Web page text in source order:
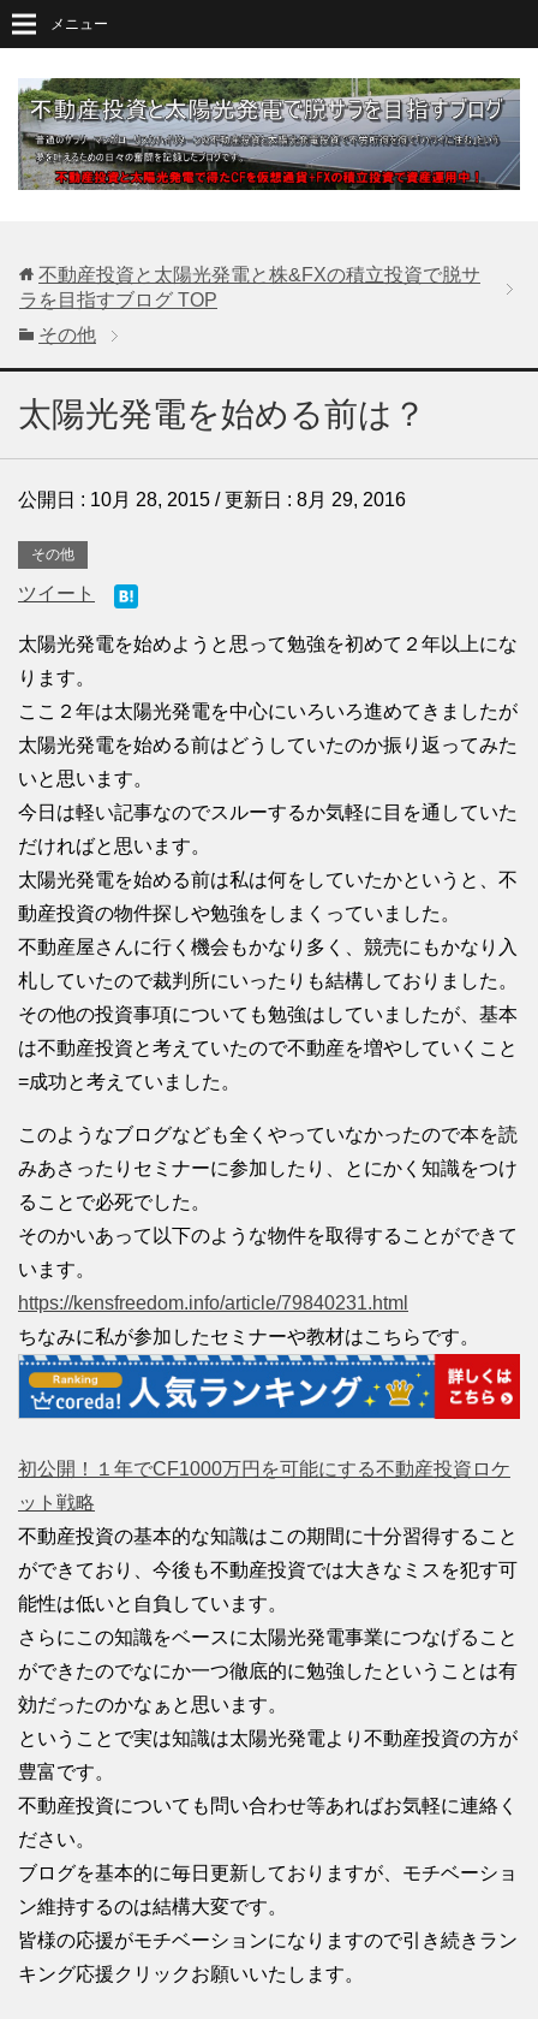
メニュー
不動産投資と太陽光発電と株&FXの積立投資で脱サ
ラを目指すブログ TOP
その他
太陽光発電を始める前は？
公開日 : 10月 28, 2015 / 更新日 : 8月 29, 2016
その他
ツイート
太陽光発電を始めようと思って勉強を初めて２年以上にな
ります。
ここ２年は太陽光発電を中心にいろいろ進めてきましたが
太陽光発電を始める前はどうしていたのか振り返ってみた
いと思います。
今日は軽い記事なのでスルーするか気軽に目を通していた
だければと思います。
太陽光発電を始める前は私は何をしていたかというと、不
動産投資の物件探しや勉強をしまくっていました。
不動産屋さんに行く機会もかなり多く、競売にもかなり入
札していたので裁判所にいったりも結構しておりました。
その他の投資事項についても勉強はしていましたが、基本
は不動産投資と考えていたので不動産を増やしていくこと
=成功と考えていました。
このようなブログなども全くやっていなかったので本を読
みあさったりセミナーに参加したり、とにかく知識をつけ
ることで必死でした。
そのかいあって以下のような物件を取得することができて
います。
https://kensfreedom.info/article/79840231.html
ちなみに私が参加したセミナーや教材はこちらです。
初公開！１年でCF1000万円を可能にする不動産投資ロケ
ット戦略
不動産投資の基本的な知識はこの期間に十分習得すること
ができており、今後も不動産投資では大きなミスを犯す可
能性は低いと自負しています。
さらにこの知識をベースに太陽光発電事業につなげること
ができたのでなにか一つ徹底的に勉強したということは有
効だったのかなぁと思います。
ということで実は知識は太陽光発電より不動産投資の方が
豊富です。
不動産投資についても問い合わせ等あればお気軽に連絡く
ださい。
ブログを基本的に毎日更新しておりますが、モチベーショ
ン維持するのは結構大変です。
皆様の応援がモチベーションになりますので引き続きラン
キング応援クリックお願いいたします。